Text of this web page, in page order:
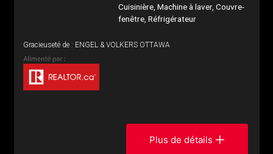
Cuisinière, Machine à laver, Couvre-
fenêtre, Réfrigérateur
Gracieuseté de : ENGEL & VOLKERS OTTAWA
Plus de détails